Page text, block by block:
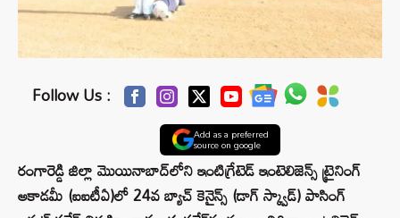
Follow Us :
Add as a preferred
source on google
రంగారెడ్డి జిల్లా మొయినాబాద్‌‌‌‌లోని ఇంటిగ్రేటెడ్‌‌‌‌ ఇంటెలిజెన్స్‌‌‌‌ ట్రైనింగ్‌‌‌‌
అకాడమీ (ఐఐటీఏ)లో 24వ బ్యాచ్ కెనైన్స్ (డాగ్ స్క్వాడ్) పాసింగ్